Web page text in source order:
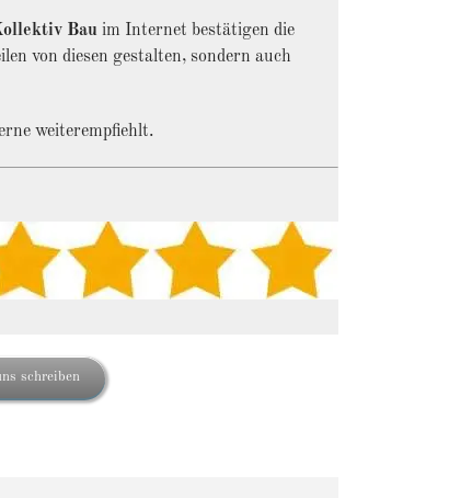
Bau im Internet bestätigen die
von diesen gestalten, sondern auch
weiterempfiehlt.
schreiben